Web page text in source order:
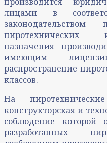
лицами в
пиротехнических
назначения
имеющим
распространение
классов.
На
конструкторская и
соблюдение которой
разработанных